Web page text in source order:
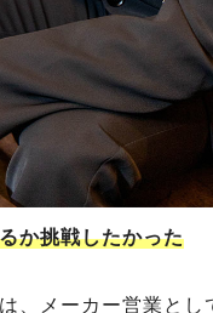
か挑戦したかった
、メーカー営業とし